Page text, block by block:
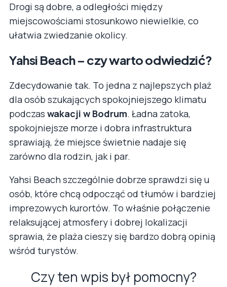
Drogi są dobre, a odległości między
miejscowościami stosunkowo niewielkie, co
ułatwia zwiedzanie okolicy.
Yahsi Beach – czy warto odwiedzić?
Zdecydowanie tak. To jedna z najlepszych plaż
dla osób szukających spokojniejszego klimatu
podczas wakacji w Bodrum. Ładna zatoka,
spokojniejsze morze i dobra infrastruktura
sprawiają, że miejsce świetnie nadaje się
zarówno dla rodzin, jak i par.
Yahsi Beach szczególnie dobrze sprawdzi się u
osób, które chcą odpocząć od tłumów i bardziej
imprezowych kurortów. To właśnie połączenie
relaksującej atmosfery i dobrej lokalizacji
sprawia, że plaża cieszy się bardzo dobrą opinią
wśród turystów.
Czy ten wpis był pomocny?